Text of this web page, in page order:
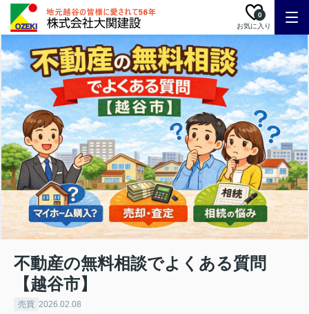
お気に入り
0
不動産の無料相談でよくある質問
【越谷市】
売買 2026.02.08